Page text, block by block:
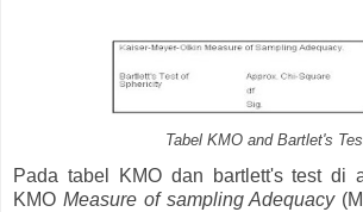
Tabel KMO and Bartlet's
Pada tabel KMO dan bartlett's test di
KMO Measure of sampling Adequacy